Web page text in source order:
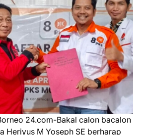
24.com-Bakal calon bacalon
Heriyus M Yoseph SE berharap